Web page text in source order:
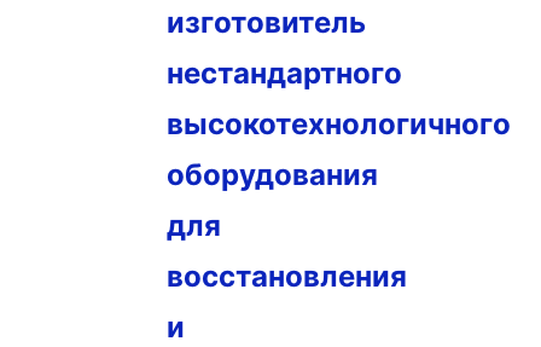
изготовитель
нестандартного
высокотехнологичного
оборудования
для
восстановления
и